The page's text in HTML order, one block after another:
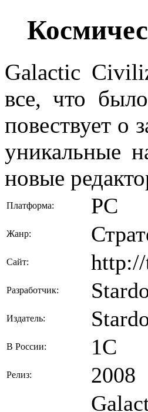
Galactic
все, что
повествует о
уникальные
новые
Платформа: PC
Жанр:
Сайт:
Разработчик:
Издатель:
В России: 1C
Релиз:
2008